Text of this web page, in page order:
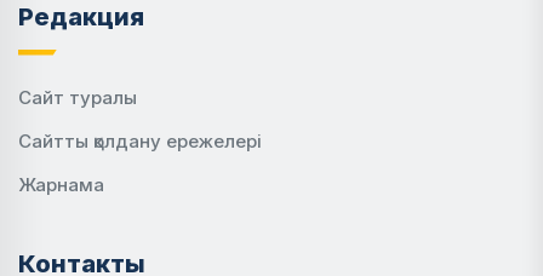
Редакция
Сайт туралы
Сайтты қолдану ережелері
Жарнама
Контакты